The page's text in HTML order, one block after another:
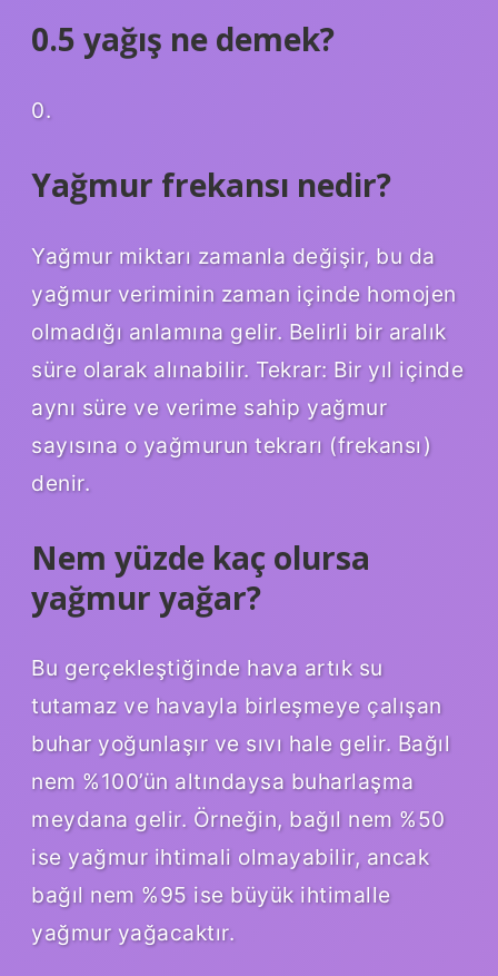
0.5 yağış ne demek?
0.
Yağmur frekansı nedir?
Yağmur miktarı zamanla değişir, bu da
yağmur veriminin zaman içinde homojen
olmadığı anlamına gelir. Belirli bir aralık
süre olarak alınabilir. Tekrar: Bir yıl içinde
aynı süre ve verime sahip yağmur
sayısına o yağmurun tekrarı (frekansı)
denir.
Nem yüzde kaç olursa
yağmur yağar?
Bu gerçekleştiğinde hava artık su
tutamaz ve havayla birleşmeye çalışan
buhar yoğunlaşır ve sıvı hale gelir. Bağıl
nem %100’ün altındaysa buharlaşma
meydana gelir. Örneğin, bağıl nem %50
ise yağmur ihtimali olmayabilir, ancak
bağıl nem %95 ise büyük ihtimalle
yağmur yağacaktır.